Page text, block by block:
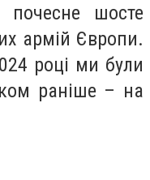
почесне шосте
армій Європи.
році ми були
раніше – на